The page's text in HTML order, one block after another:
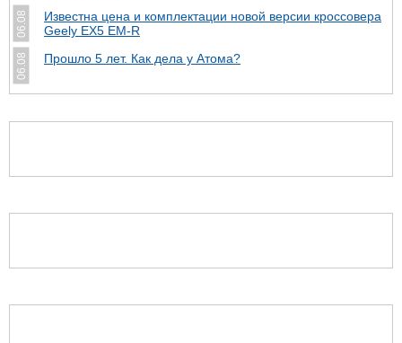
06.08
Известна цена и комплектации новой версии кроссовера
Geely EX5 EM-R
06.08 Прошло 5 лет. Как дела у Атома?